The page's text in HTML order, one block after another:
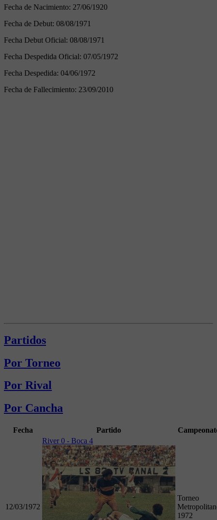
Fecha de Nacimiento: 27/06/1920
Fecha de Debut: 08/08/1971
Fecha Debut Oficial: 08/08/1971
Fecha Despedida Oficial: 07/05/1972
Fecha Despedida: 04/06/1972
Fecha de Fallecimiento: 23/09/2010
Partidos
Por Torneo
Por Rival
Por Cancha
Fecha Partido
12/03/1972
River 0 - Boca 4
Torneo
1972